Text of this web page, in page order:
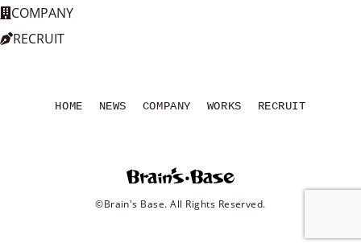
COMPANY
RECRUIT
HOME NEWS COMPANY WORKS RECRUIT
©Brain's Base. All Rights Reserved.